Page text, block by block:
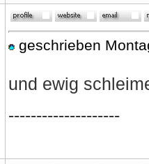
geschrieben
und ewig
--------------------